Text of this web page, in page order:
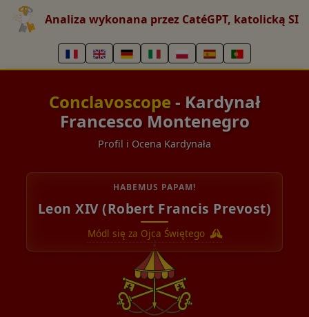
Analiza wykonana przez CatéGPT, katolicką SI
Conclavoscope - Kardynał
Francesco Montenegro
Profil i Ocena Kardynała
HABEMUS PAPAM!
Leon XIV (Robert Francis Prevost)
Módl się za Ojca Świętego